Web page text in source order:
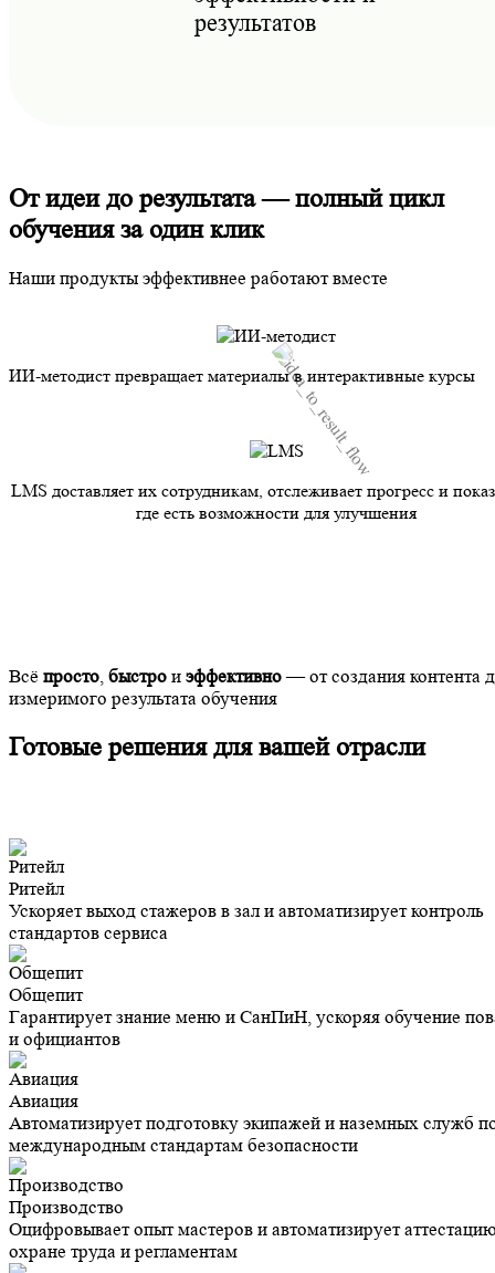
результатов
От идеи до результата — полный цикл
обучения за один клик
Наши продукты эффективнее работают вместе
ИИ-методист превращает материалы в интерактивные курсы
LMS доставляет их сотрудникам, отслеживает прогресс и
где есть возможности для улучшения
Всё просто, быстро и эффективно— от создания контента
измеримого результата обучения
Готовые решения для вашей отрасли
Ритейл
Ускоряет выход стажеров в зал и автоматизирует контроль
стандартов сервиса
Общепит
Гарантирует знание меню и СанПиН, ускоряя обучение
и официантов
Авиация
Автоматизирует подготовку экипажей и наземных служб
международным стандартам безопасности
Производство
Оцифровывает опыт мастеров и автоматизирует
охране труда и регламентам